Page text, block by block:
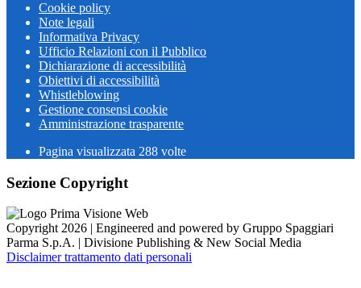
Cookie policy
Note legali
Informativa Privacy
Ufficio Relazioni con il Pubblico
Dichiarazione di accessibilità
Obiettivi di accessibilità
Whistleblowing
Gestione consensi cookie
Amministrazione trasparente
Pagina visualizzata 288 volte
Sezione Copyright
Copyright 2026 | Engineered and powered by Gruppo Spaggiari
Parma S.p.A. | Divisione Publishing & New Social Media
Disclaimer trattamento dati personali